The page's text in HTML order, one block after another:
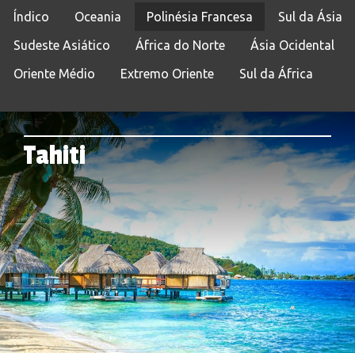
Índico
Oceania Polinésia Francesa
Sul da Ásia
Sudeste Asiático
África do Norte
Ásia Ocidental
Oriente Médio
Extremo Oriente Sul da África
Tahiti